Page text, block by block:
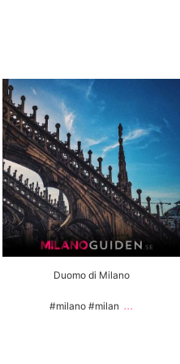
milanoguiden
Jul 20
Duomo di Milano
#milano #milan ...